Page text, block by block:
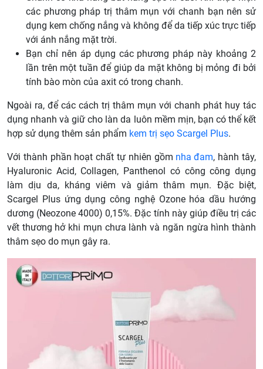
các phương pháp trị thâm mụn với chanh bạn nên sử
dụng kem chống nắng và không để da tiếp xúc trực tiếp
với ánh nắng mặt trời.
Bạn chỉ nên áp dụng các phương pháp này khoảng 2
lần trên một tuần để giúp da mặt không bị mỏng đi bởi
tính bào mòn của axit có trong chanh.
Ngoài ra, để các cách trị thâm mụn với chanh phát huy tác
dụng nhanh và giữ cho làn da luôn mềm mịn, bạn có thể kết
hợp sử dụng thêm sản phẩm kem trị sẹo Scargel Plus.
Với thành phần hoạt chất tự nhiên gồm nha đam, hành tây,
Hyaluronic Acid, Collagen, Panthenol có công công dụng
làm dịu da, kháng viêm và giảm thâm mụn. Đặc biệt,
Scargel Plus ứng dụng công nghệ Ozone hóa dầu hướng
dương (Neozone 4000) 0,15%. Đặc tính này giúp điều trị các
vết thương hở khi mụn chưa lành và ngăn ngừa hình thành
thâm sẹo do mụn gây ra.